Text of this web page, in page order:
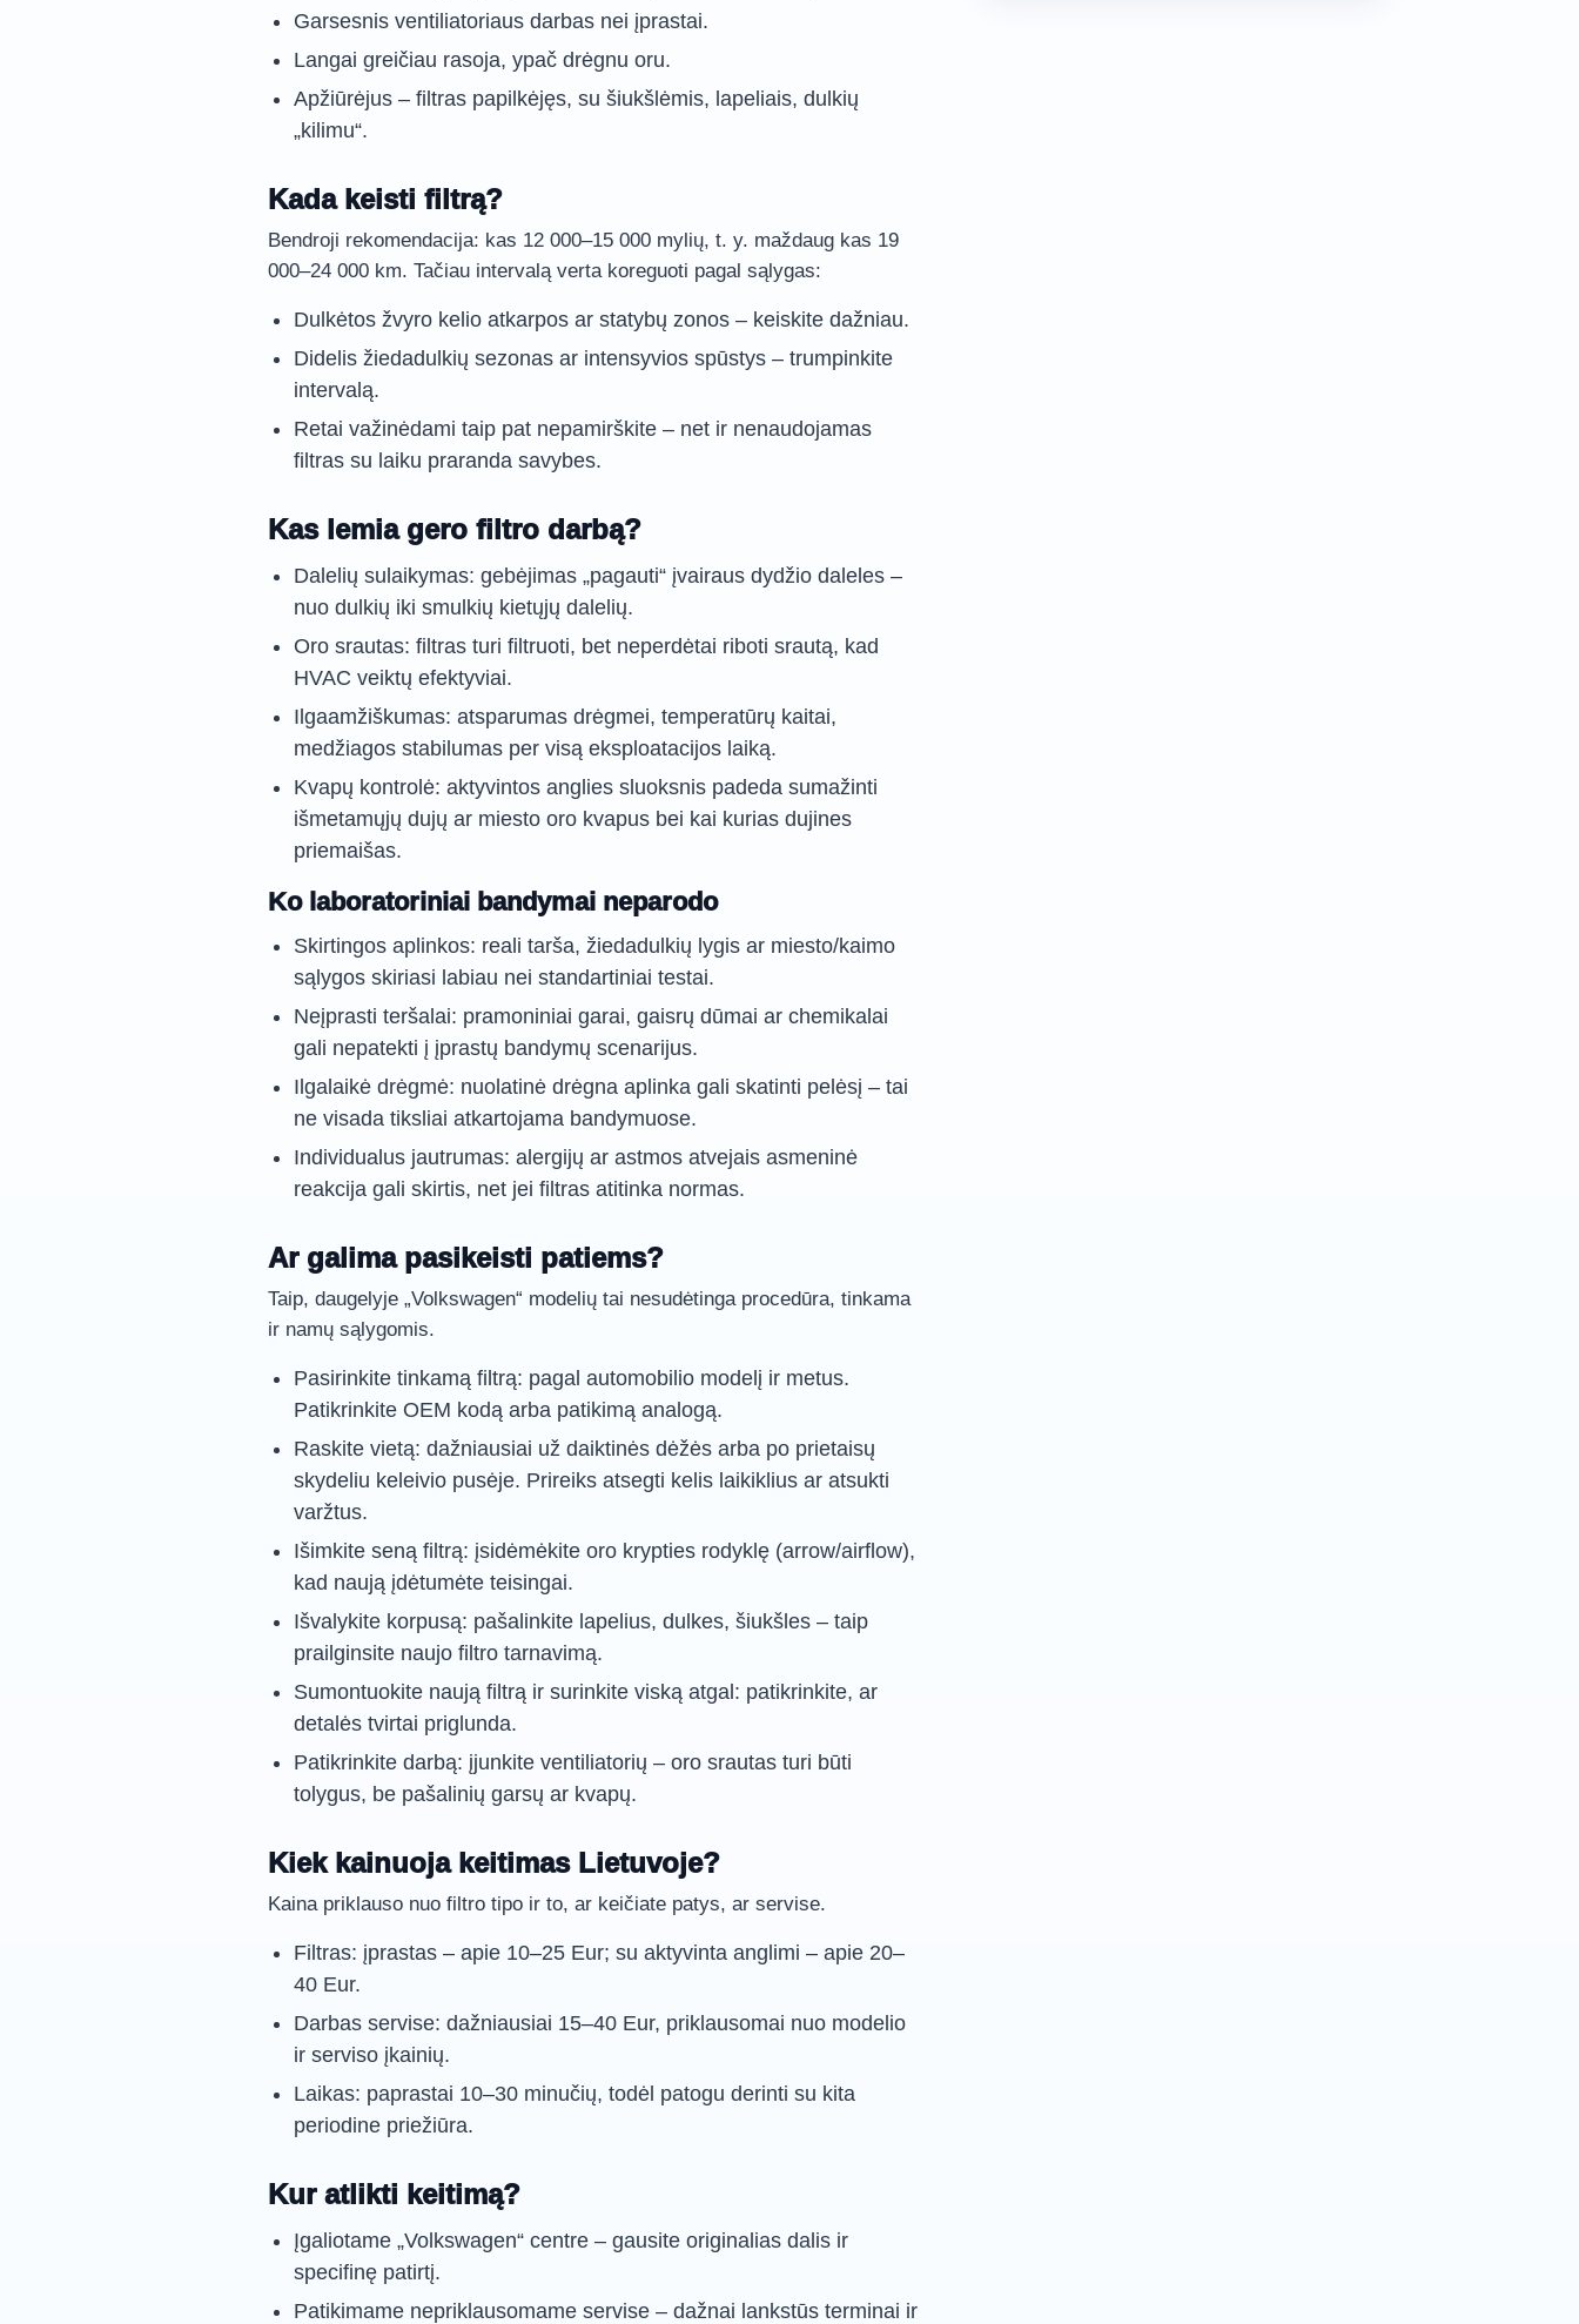
Garsesnis ventiliatoriaus darbas nei įprastai.
Langai greičiau rasoja, ypač drėgnu oru.
Apžiūrėjus – filtras papilkėjęs, su šiukšlėmis, lapeliais, dulkių
„kilimu“.
Kada keisti filtrą?
Bendroji rekomendacija: kas 12 000–15 000 mylių, t. y. maždaug kas 19
000–24 000 km. Tačiau intervalą verta koreguoti pagal sąlygas:
Dulkėtos žvyro kelio atkarpos ar statybų zonos – keiskite dažniau.
Didelis žiedadulkių sezonas ar intensyvios spūstys – trumpinkite
intervalą.
Retai važinėdami taip pat nepamirškite – net ir nenaudojamas
filtras su laiku praranda savybes.
Kas lemia gero filtro darbą?
Dalelių sulaikymas: gebėjimas „pagauti“ įvairaus dydžio daleles –
nuo dulkių iki smulkių kietųjų dalelių.
Oro srautas: filtras turi filtruoti, bet neperdėtai riboti srautą, kad
HVAC veiktų efektyviai.
Ilgaamžiškumas: atsparumas drėgmei, temperatūrų kaitai,
medžiagos stabilumas per visą eksploatacijos laiką.
Kvapų kontrolė: aktyvintos anglies sluoksnis padeda sumažinti
išmetamųjų dujų ar miesto oro kvapus bei kai kurias dujines
priemaišas.
Ko laboratoriniai bandymai neparodo
Skirtingos aplinkos: reali tarša, žiedadulkių lygis ar miesto/kaimo
sąlygos skiriasi labiau nei standartiniai testai.
Neįprasti teršalai: pramoniniai garai, gaisrų dūmai ar chemikalai
gali nepatekti į įprastų bandymų scenarijus.
Ilgalaikė drėgmė: nuolatinė drėgna aplinka gali skatinti pelėsį – tai
ne visada tiksliai atkartojama bandymuose.
Individualus jautrumas: alergijų ar astmos atvejais asmeninė
reakcija gali skirtis, net jei filtras atitinka normas.
Ar galima pasikeisti patiems?
Taip, daugelyje „Volkswagen“ modelių tai nesudėtinga procedūra, tinkama
ir namų sąlygomis.
Pasirinkite tinkamą filtrą: pagal automobilio modelį ir metus.
Patikrinkite OEM kodą arba patikimą analogą.
Raskite vietą: dažniausiai už daiktinės dėžės arba po prietaisų
skydeliu keleivio pusėje. Prireiks atsegti kelis laikiklius ar atsukti
varžtus.
Išimkite seną filtrą: įsidėmėkite oro krypties rodyklę (arrow/airflow),
kad naują įdėtumėte teisingai.
Išvalykite korpusą: pašalinkite lapelius, dulkes, šiukšles – taip
prailginsite naujo filtro tarnavimą.
Sumontuokite naują filtrą ir surinkite viską atgal: patikrinkite, ar
detalės tvirtai priglunda.
Patikrinkite darbą: įjunkite ventiliatorių – oro srautas turi būti
tolygus, be pašalinių garsų ar kvapų.
Kiek kainuoja keitimas Lietuvoje?
Kaina priklauso nuo filtro tipo ir to, ar keičiate patys, ar servise.
Filtras: įprastas – apie 10–25 Eur; su aktyvinta anglimi – apie 20–
40 Eur.
Darbas servise: dažniausiai 15–40 Eur, priklausomai nuo modelio
ir serviso įkainių.
Laikas: paprastai 10–30 minučių, todėl patogu derinti su kita
periodine priežiūra.
Kur atlikti keitimą?
Įgaliotame „Volkswagen“ centre – gausite originalias dalis ir
specifinę patirtį.
Patikimame nepriklausomame servise – dažnai lankstūs terminai ir